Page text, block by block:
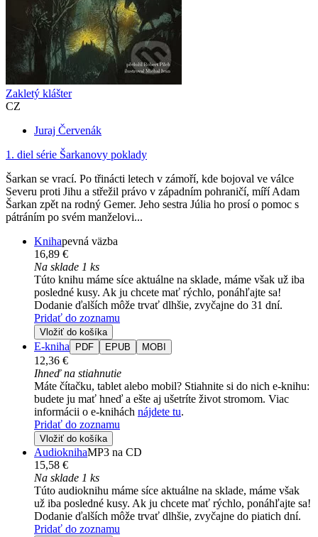
Zakletý klášter
CZ
Juraj Červenák
1. diel série Šarkanovy poklady
Šarkan se vrací. Po třinácti letech v zámoří, kde bojoval ve válce
Severu proti Jihu a střežil právo v západním pohraničí, míří Adam
Šarkan zpět na rodný Gemer. Jeho sestra Júlia ho prosí o pomoc s
pátráním po svém manželovi...
Knihapevná väzba
16,89 €
Na sklade 1 ks
Túto knihu máme síce aktuálne na sklade, máme však už iba
posledné kusy. Ak ju chcete mať rýchlo, ponáhľajte sa!
Dodanie ďalších môže trvať dlhšie, zvyčajne do 31 dní.
Pridať do zoznamu
Vložiť do košíka
E-kniha PDF EPUB MOBI
12,36 €
Ihneď na stiahnutie
Máte čítačku, tablet alebo mobil? Stiahnite si do nich e-knihu:
budete ju mať hneď a ešte aj ušetríte život stromom. Viac
informácii o e-knihách nájdete tu.
Pridať do zoznamu
Vložiť do košíka
AudioknihaMP3 na CD
15,58 €
Na sklade 1 ks
Túto audioknihu máme síce aktuálne na sklade, máme však
už iba posledné kusy. Ak ju chcete mať rýchlo, ponáhľajte sa!
Dodanie ďalších môže trvať dlhšie, zvyčajne do piatich dní.
Pridať do zoznamu